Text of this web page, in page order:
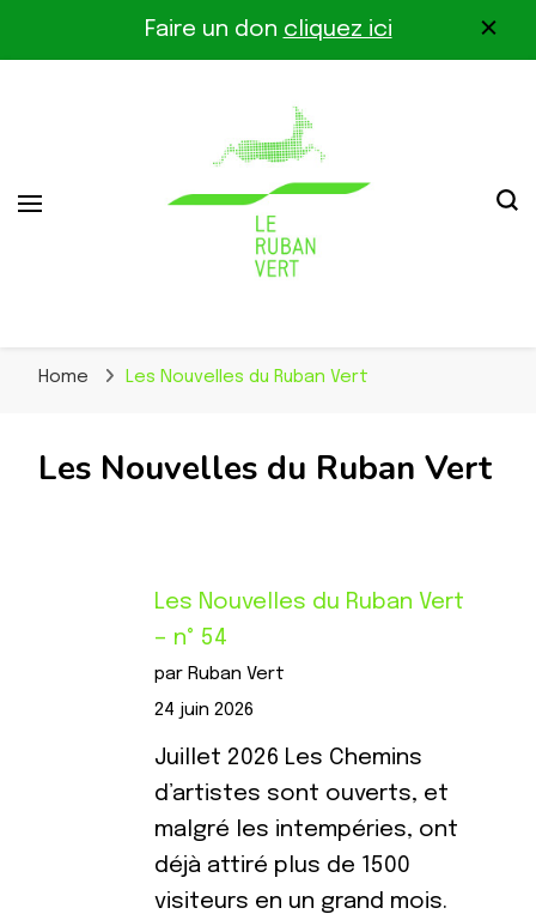
Faire un don cliquez ici
Le Ruban Vert
Home Les Nouvelles du Ruban Vert
Les Nouvelles du Ruban Vert
Les Nouvelles du Ruban Vert
– n° 54
par Ruban Vert
24 juin 2026
Juillet 2026 Les Chemins
d’artistes sont ouverts, et
malgré les intempéries, ont
déjà attiré plus de 1500
visiteurs en un grand mois.